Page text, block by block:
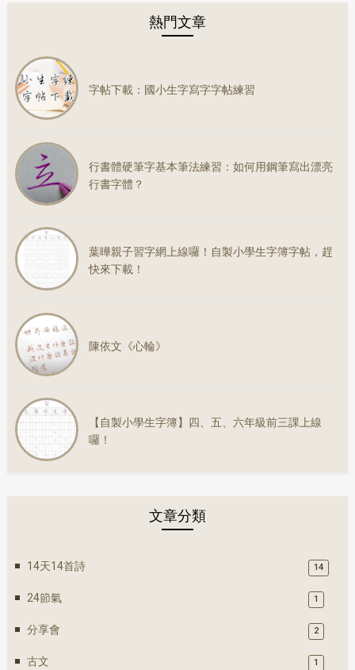
熱門文章
字帖下載：國小生字寫字字帖練習
行書體硬筆字基本筆法練習：如何用鋼筆寫出漂亮
行書字體？
葉曄親子習字網上線囉！自製小學生字簿字帖，趕
快來下載！
陳依文《心輪》
【自製小學生字簿】四、五、六年級前三課上線
囉！
文章分類
14天14首詩 14
24節氣 1
分享會 2
古文 1